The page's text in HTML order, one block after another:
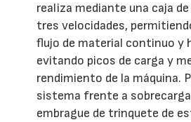
realiza mediante una caja
tres velocidades,
flujo de material continuo y
evitando picos de carga y
rendimiento de la máquina.
sistema frente a
embrague de trinquete de